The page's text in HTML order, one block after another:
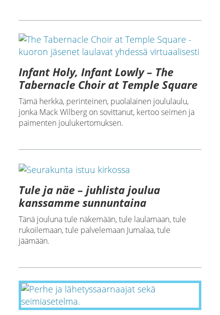
Infant Holy, Infant Lowly – The
Tabernacle Choir at Temple Square
Tämä herkkä, perinteinen, puolalainen joululaulu,
jonka Mack Wilberg on sovittanut, kertoo seimen ja
paimenten joulukertomuksen.
Tule ja näe – juhlista joulua
kanssamme sunnuntaina
Tänä jouluna tule näkemään, tule laulamaan, tule
rukoilemaan, tule palvelemaan Jumalaa, tule
jäämään.